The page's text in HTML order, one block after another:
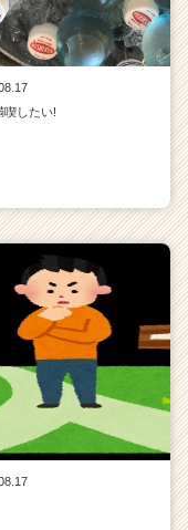
喫したい!